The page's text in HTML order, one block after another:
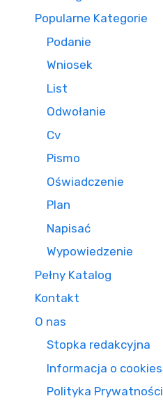
Popularne Kategorie
Podanie
Wniosek
List
Odwołanie
Cv
Pismo
Oświadczenie
Plan
Napisać
Wypowiedzenie
Pełny Katalog
Kontakt
O nas
Stopka redakcyjna
Informacja o cookies
Polityka Prywatności